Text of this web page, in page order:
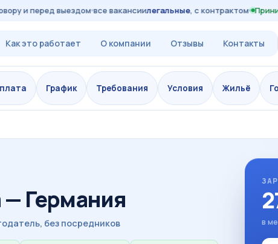
и перед выездом все вакансиилегальные, с контрактом
Как это работает О компании Отзывы Контакты
График Требования Условия Жильё
Германия
без посредников в